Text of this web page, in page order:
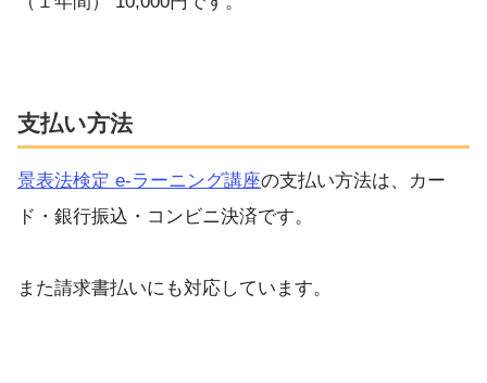
支払い方法
景表法検定 e-ラーニング講座の支払い方法は、カー
ド・銀行振込・コンビニ決済です。
また請求書払いにも対応しています。